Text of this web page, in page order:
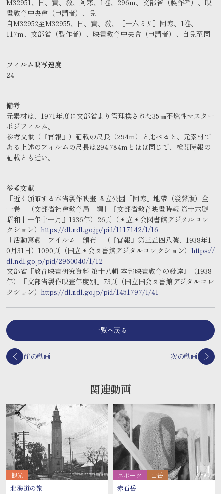
M32951、日、實、敎、阿寒、1巻、296m、文部省（製作者）、映
畫敎育中央會（申請者）、免
自M32952至M32955、日、實、敎、［一六ミリ］阿寒、1巻、
117m、文部省（製作者）、映畫敎育中央會（申請者）、自免至同
フィルム映写速度
24
備考
元素材は、1971年度に文部省より管理換された35㎜不燃性マスター
ポジフィルム。
参考文献（『官報』）記載の尺長（294m）と比べると、元素材で
ある上述のフィルムの尺長は294.784mとほぼ同じで、検閲時報の
記載とも近い。
参考文献
「近く頒布する本省製作映畫 國立公園「阿寒」地帶（發聲版）全
一卷」（文部省社會敎育局［編］『文部省敎育映畫時報 第十六號
昭和十一年十一月』1936年）26頁（国立国会図書館デジタルコレ
クション） https://dl.ndl.go.jp/pid/1117142/1/16
「活動寫眞「フイルム」頒布」（『官報』第三五四八號、1938年1
0月31日）1090頁（国立国会図書館デジタルコレクション） https://
dl.ndl.go.jp/pid/2960040/1/12
文部省『敎育映畫硏究資料 第十八輯 本邦映畫敎育の發達』（1938
年）「文部省製作映畫年度別」73頁（国立国会図書館デジタルコレ
クション） https://dl.ndl.go.jp/pid/1451797/1/41
前の動画
一覧へ戻る
次の動画
関連動画
観光
北海道の旅
スポーツ 山岳
赤石岳